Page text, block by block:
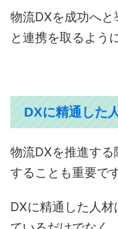
物流DXを成功へ
と連携を取るよう
DXに精通した
物流DXを推進す
することも重要です
DXに精通した人